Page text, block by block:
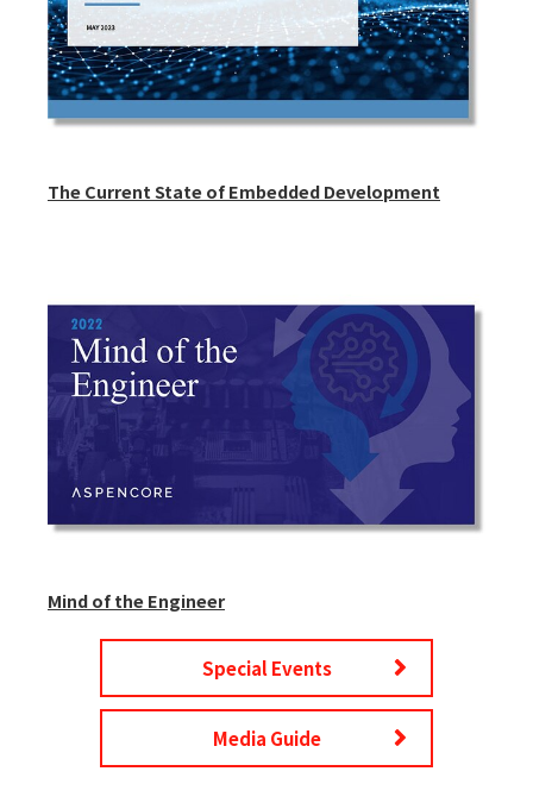
The Current State of Embedded Development
Mind of the Engineer
Special Events
Media Guide